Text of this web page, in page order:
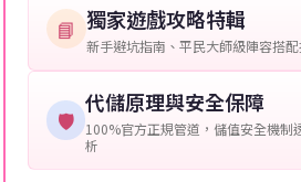
📘 獨家遊戲攻略特輯
新手避坑指南、平民大師級陣容搭
🛡️
代儲原理與安全保障
100%官方正規管道，儲值安全機制
析